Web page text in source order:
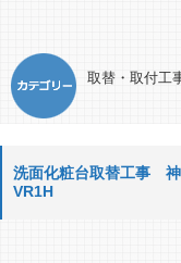
取替・取付工
洗面化粧台取替工事
VR1H